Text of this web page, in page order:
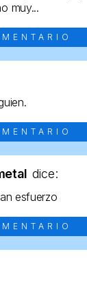
muy...
dice:
esfuerzo